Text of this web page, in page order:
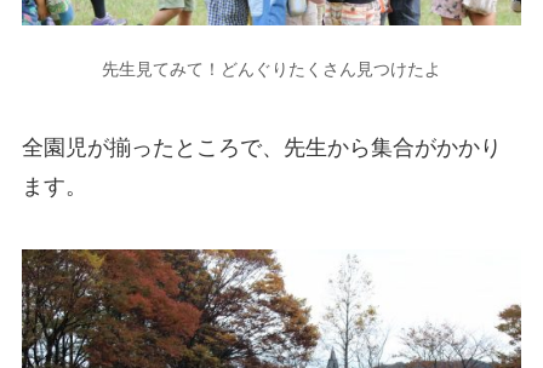
先生見てみて！どんぐりたくさん見つけたよ
全園児が揃ったところで、先生から集合がかかり
ます。